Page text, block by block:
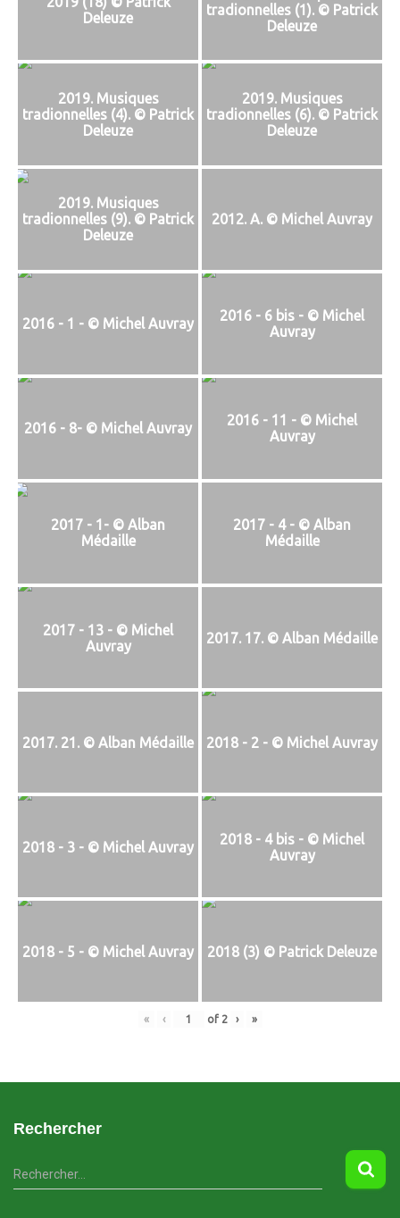
Deleuze
tradionnelles (1). © Patrick
Deleuze
2019. Musiques
tradionnelles (4). © Patrick
Deleuze
2019. Musiques
tradionnelles (6). © Patrick
Deleuze
2019. Musiques
tradionnelles (9). © Patrick
Deleuze
2012. A. © Michel Auvray
2016 - 1 - © Michel Auvray
2016 - 6 bis - © Michel
Auvray
2016 - 8- © Michel Auvray
2016 - 11 - © Michel
Auvray
2017 - 1- © Alban
Médaille
2017 - 4 - © Alban
Médaille
2017 - 13 - © Michel
Auvray
2017. 17. © Alban Médaille
2017. 21. © Alban Médaille 2018 - 2 - © Michel Auvray
2018 - 3 - © Michel Auvray
2018 - 4 bis - © Michel
Auvray
2018 - 5 - © Michel Auvray 2018 (3) © Patrick Deleuze
« ‹ of 2 › »
Rechercher
R
e
Rechercher…